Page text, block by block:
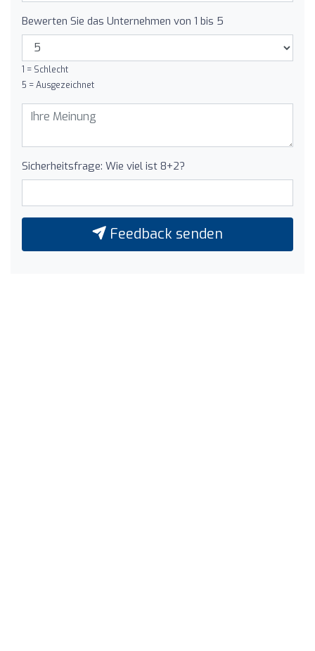
Bewerten Sie das Unternehmen von 1 bis 5
1 = Schlecht
5 = Ausgezeichnet
Sicherheitsfrage: Wie viel ist 8+2?
Feedback senden